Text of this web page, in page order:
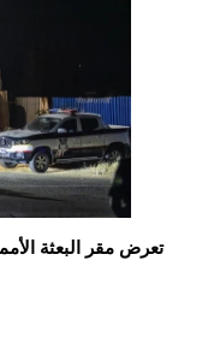
تعرض مقر البعثة